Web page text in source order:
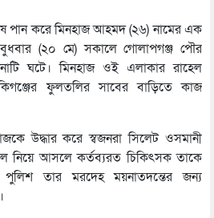
পান করে মিনহাজ আহমদ (২৬) নামের এক
(২০ মে) সকালে গোলাপগঞ্জ পৌর
ঘটে। মিনহাজ ওই এলাকার রাহেল
ফুলতলির সাবের বাড়িতে কাজ
উদ্ধার করে স্বজনরা সিলেট ওসমানী
নিয়ে আসলে কর্তব্যরত চিকিৎসক তাকে
তার মরদেহ ময়নাতদন্তের জন্য